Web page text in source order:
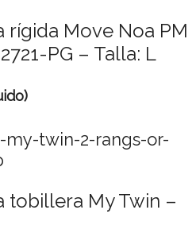
rígida Move Noa PM
PG – Talla: L
tobillera My Twin –